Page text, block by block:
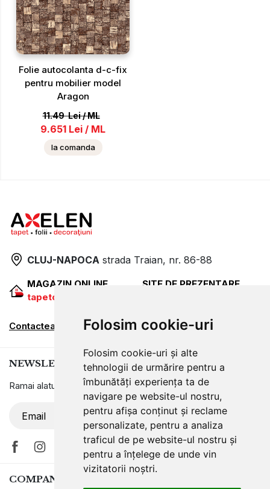
Folosim cookie-uri
Folosim cookie-uri și alte
tehnologii de urmărire pentru a
îmbunătăți experiența ta de
navigare pe website-ul nostru,
pentru afișa conținut și reclame
personalizate, pentru a analiza
traficul de pe website-ul nostru și
pentru a înțelege de unde vin
vizitatorii noștri.
Folie autocolanta d-c-fix
pentru mobilier model
Aragon
11.49 Lei/ML
9.651 Lei / ML
la comanda
CLUJ-NAPOCA strada Traian, nr. 86-88
MAGAZIN ONLINE
tapetcugarantie.ro
SITE DE PREZENTARE
Contactează-ne
COMPANIA
NEWSLETTER
Ramai alaturi de noi pentru promotii si oferte
ABONARE